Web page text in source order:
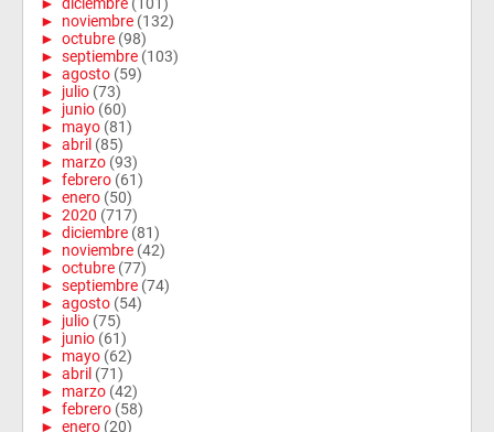
► noviembre (132)
► octubre (98)
► septiembre (103)
► agosto (59)
► julio (73)
► junio (60)
► mayo (81)
► abril (85)
► marzo (93)
► febrero (61)
► enero (50)
► 2020 (717)
► diciembre (81)
► noviembre (42)
► octubre (77)
► septiembre (74)
► agosto (54)
► julio (75)
► junio (61)
► mayo (62)
► abril (71)
► marzo (42)
► febrero (58)
► enero (20)